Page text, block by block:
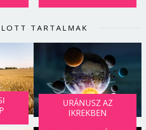
TARTALMAK
URÁNUSZ AZ
IKREKBEN